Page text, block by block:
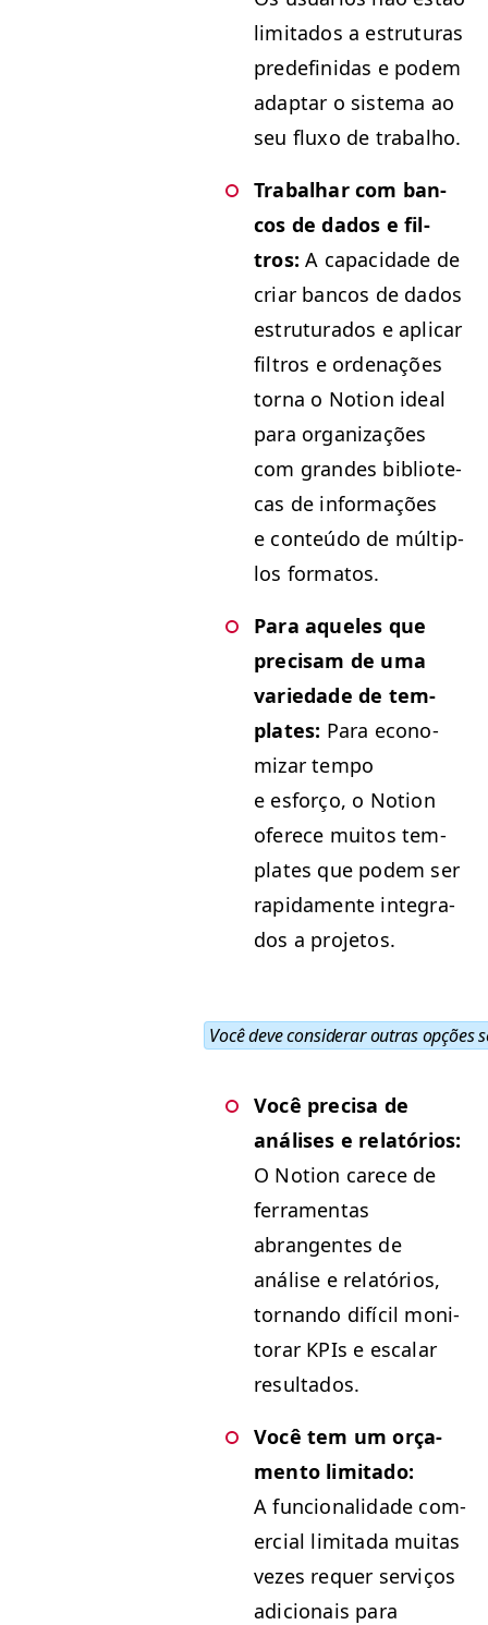
lim­i­ta­dos a estru­turas
pre­definidas e podem
adap­tar o sis­tema ao
seu fluxo de trabalho.
Tra­bal­har com ban­
cos de dados e fil­
tros:A capaci­dade de
cri­ar ban­cos de dados
estru­tu­ra­dos e aplicar
fil­tros e orde­nações
tor­na o Notion ide­al
para orga­ni­za­ções
com grandes bib­liote­
cas de infor­mações
e con­teú­do de múlti­p­
los formatos.
Para aque­les que
pre­cisam de uma
var­iedade de tem­
plates: Para econ­o­
mizar tem­po
e esforço, o Notion
ofer­ece muitos tem­
plates que podem ser
rap­i­da­mente inte­gra­
dos a projetos.
Você deve con­sid­er­ar out­ras opções
Você pre­cisa de
anális­es e relatórios:
O Notion carece de
fer­ra­men­tas
abrangentes de
análise e relatórios,
tor­nan­do difí­cil mon­i­
torar KPIs e escalar
resultados.
Você tem um orça­
men­to lim­i­ta­do:
A fun­cional­i­dade com­
er­cial lim­i­ta­da muitas
vezes requer serviços
adi­cionais para